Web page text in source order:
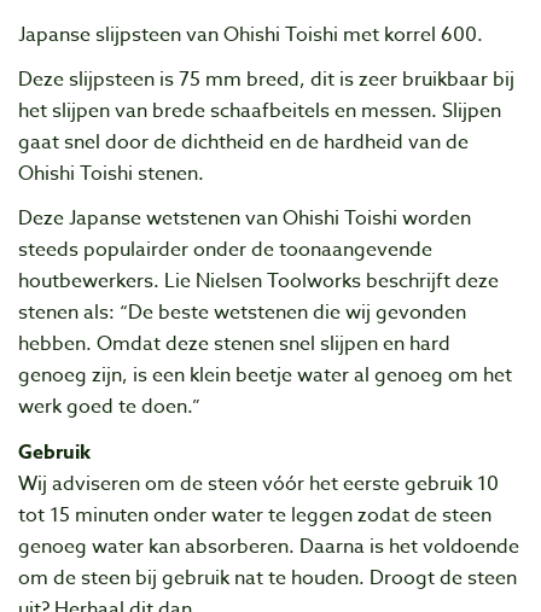
Japanse slijpsteen van Ohishi Toishi met korrel 600.
Deze slijpsteen is 75 mm breed, dit is zeer bruikbaar bij
het slijpen van brede schaafbeitels en messen. Slijpen
gaat snel door de dichtheid en de hardheid van de
Ohishi Toishi stenen.
Deze Japanse wetstenen van Ohishi Toishi worden
steeds populairder onder de toonaangevende
houtbewerkers. Lie Nielsen Toolworks beschrijft deze
stenen als: “De beste wetstenen die wij gevonden
hebben. Omdat deze stenen snel slijpen en hard
genoeg zijn, is een klein beetje water al genoeg om het
werk goed te doen.”
Gebruik
Wij adviseren om de steen vóór het eerste gebruik 10
tot 15 minuten onder water te leggen zodat de steen
genoeg water kan absorberen. Daarna is het voldoende
om de steen bij gebruik nat te houden. Droogt de steen